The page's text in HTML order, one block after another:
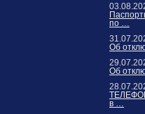
Россия,
Ломоносовский
Пеники, ул. Новая, д. 13,
по …
Об
Об
в …